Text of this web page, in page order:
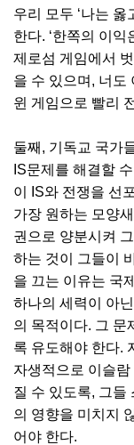
우리 모두 ‘나는
한다. ‘한쪽의 이익
제로섬 게임에서
을 수 있으며, 너도
윈 게임으로 빨리
둘째, 기독교 국가
IS문제를 해결할
이 IS와 전쟁을 선
가장 원하는 모양
권으로 양분시켜
하는 것이 그들이
을 끄는 이유는 국
하나의 세력이 아
의 목적이다. 그 문
록 유도해야 한다.
자생적으로 이슬
질 수 있도록, 그들
의 영향을 미치지
어야 한다.